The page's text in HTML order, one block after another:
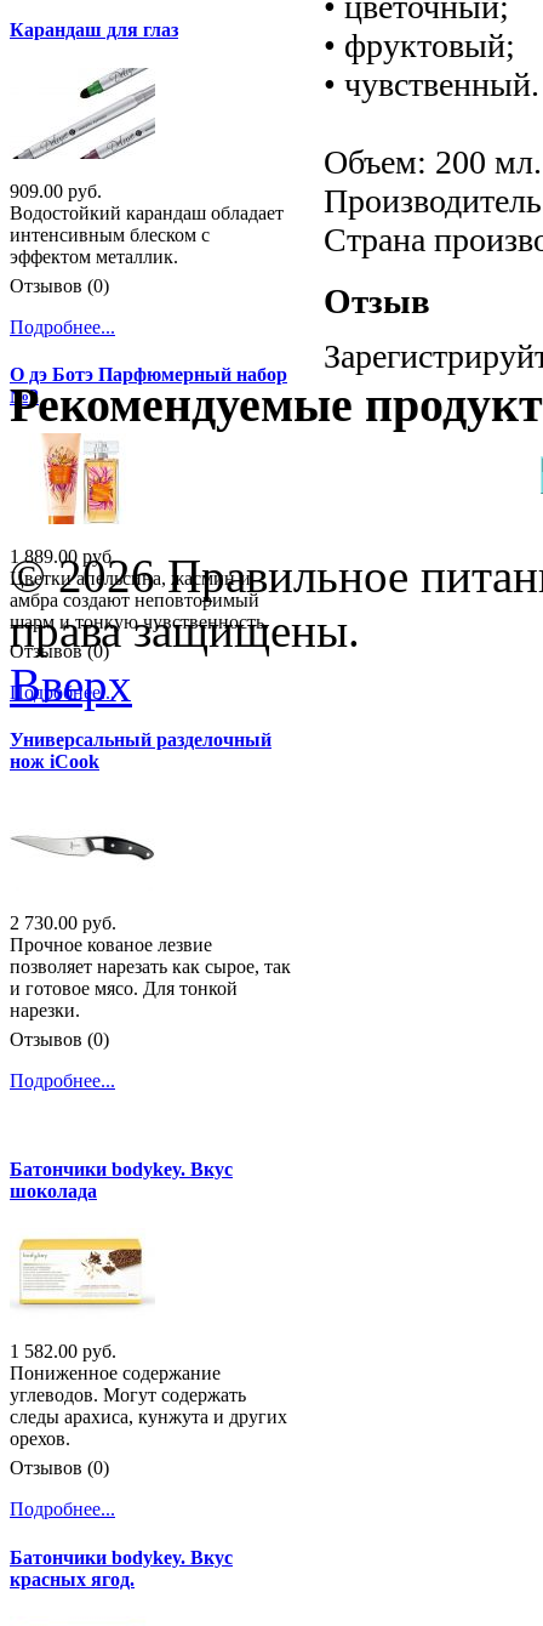
• фруктовый;
• чувственный.
Объем: 200 мл.
Страна
Отзыв
Карандаш для глаз
909.00 руб.
Водостойкий карандаш обладает
интенсивным блеском с
эффектом металлик.
Отзывов (0)
Подробнее...
О дэ Ботэ Парфюмерный набор
№2
1 889.00 руб.
Цветки апельсина, жасмин и
амбра создают неповторимый
шарм и тонкую чувственность.
Отзывов (0)
Подробнее...
Универсальный разделочный
нож iCook
2 730.00 руб.
Прочное кованое лезвие
позволяет нарезать как сырое, так
и готовое мясо. Для тонкой
нарезки.
Отзывов (0)
Подробнее...
Батончики bodykey. Вкус
шоколада
1 582.00 руб.
Пониженное содержание
углеводов. Могут содержать
следы арахиса, кунжута и других
орехов.
Отзывов (0)
Подробнее...
Батончики bodykey. Вкус
красных ягод.
Рекомендуемые
© 2026 Правильное
права защищены.
Вверх